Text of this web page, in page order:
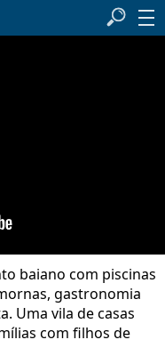
baiano com piscinas
gastronomia
Uma vila de casas
com filhos de